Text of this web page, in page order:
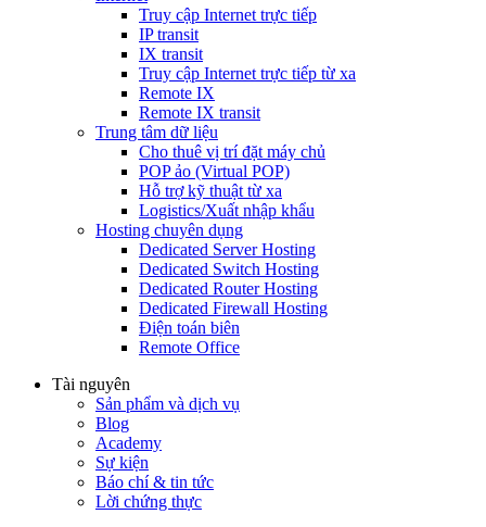
Truy cập Internet trực tiếp
IP transit
IX transit
Truy cập Internet trực tiếp từ xa
Remote IX
Remote IX transit
Trung tâm dữ liệu
Cho thuê vị trí đặt máy chủ
POP ảo (Virtual POP)
Hỗ trợ kỹ thuật từ xa
Logistics/Xuất nhập khẩu
Hosting chuyên dụng
Dedicated Server Hosting
Dedicated Switch Hosting
Dedicated Router Hosting
Dedicated Firewall Hosting
Điện toán biên
Remote Office
Tài nguyên
Sản phẩm và dịch vụ
Blog
Academy
Sự kiện
Báo chí & tin tức
Lời chứng thực